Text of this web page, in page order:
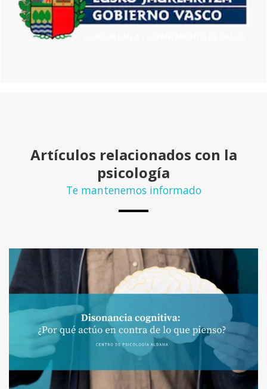
Artículos relacionados con la
psicología
Te mantenemos informado